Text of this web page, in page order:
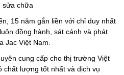
sửa chữa
15 năm gắn liền với chỉ duy nhất
đồng hành, sát cánh và phát
Jac Việt Nam.
cung cấp cho thị trường Việt
chất lượng tốt nhất và dịch vụ